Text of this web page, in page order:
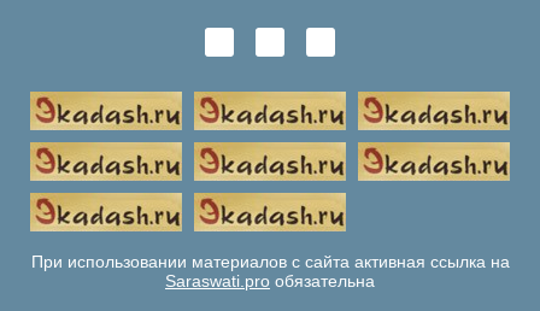
При использовании материалов с сайта активная ссылка на
Saraswati.pro обязательна